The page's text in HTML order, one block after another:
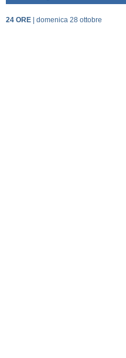
24 ORE domenica 28 ottobre